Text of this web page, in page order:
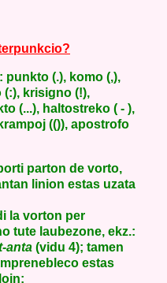
punkto (.), komo (,),
krisigno (!),
(...), haltostreko ( - ),
(()), apostrofo
parton de vorto,
linion estas uzata
la vorton per
tute laubezone, ekz.:
anta (vidu 4); tamen
estas